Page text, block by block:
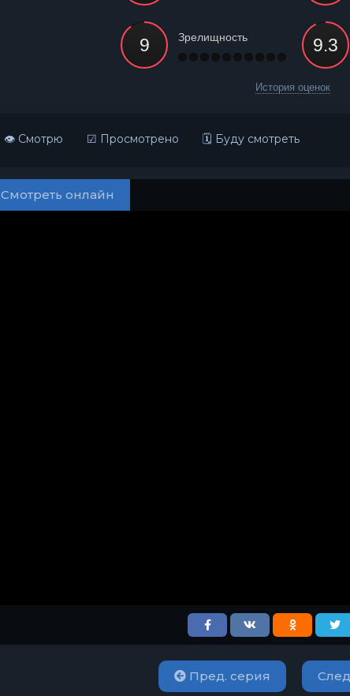
Зрелищность
История оценок
👁 Смотрю ☑ Просмотрено 🗓 Буду смотреть
Смотреть онлайн
Пред. серия